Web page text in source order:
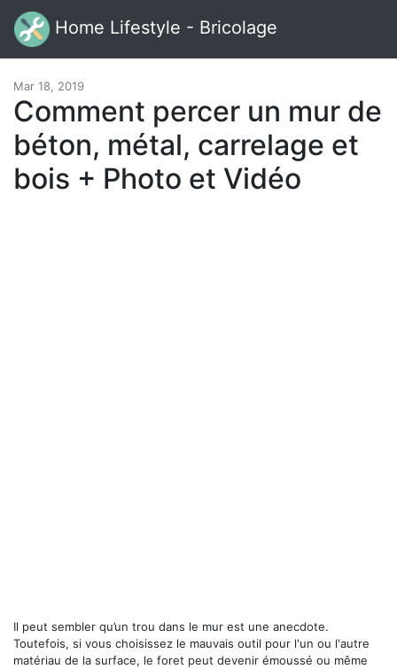
Home Lifestyle - Bricolage
Mar 18, 2019
Comment percer un mur de
béton, métal, carrelage et
bois + Photo et Vidéo
Il peut sembler qu’un trou dans le mur est une anecdote.
Toutefois, si vous choisissez le mauvais outil pour l'un ou l'autre
matériau de la surface, le foret peut devenir émoussé ou même